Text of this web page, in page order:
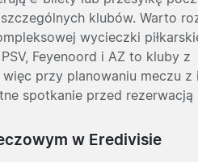
klubów. Warto
wycieczki
Feyenoord i AZ to kluby z
przy planowaniu meczu z
spotkanie przed rezerwacją
w Eredivisie